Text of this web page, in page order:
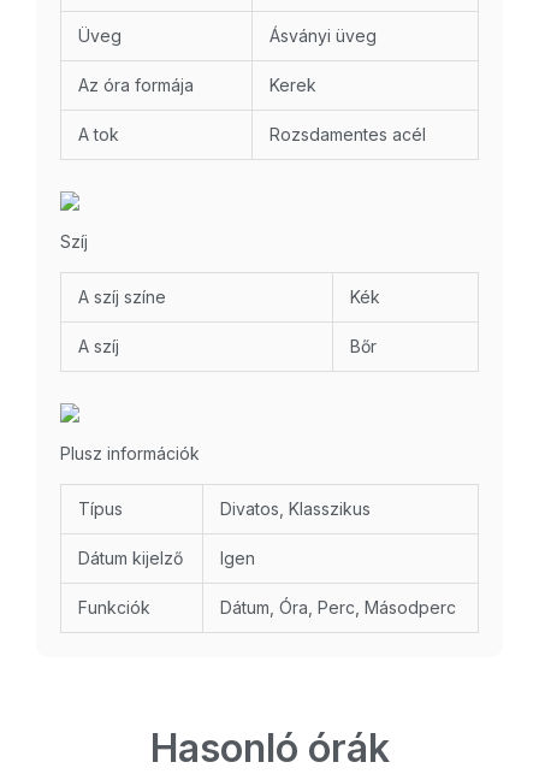
Üveg Ásványi üveg
Az óra formája Kerek
A tok Rozsdamentes acél
Szíj
A szíj színe Kék
A szíj Bőr
Plusz információk
Típus Divatos, Klasszikus
Dátum kijelző Igen
Funkciók Dátum, Óra, Perc, Másodperc
Hasonló órák